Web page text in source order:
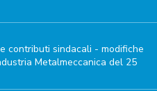
contributi sindacali - modifiche
Metalmeccanica del 25